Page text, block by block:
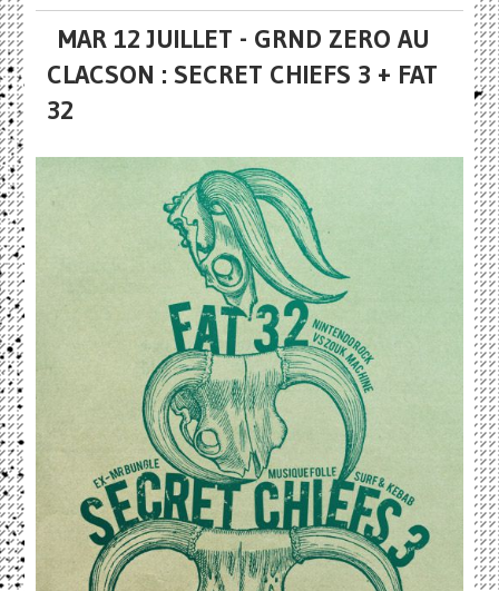
MAR 12 JUILLET - GRND ZERO AU
CLACSON : SECRET CHIEFS 3 + FAT
32